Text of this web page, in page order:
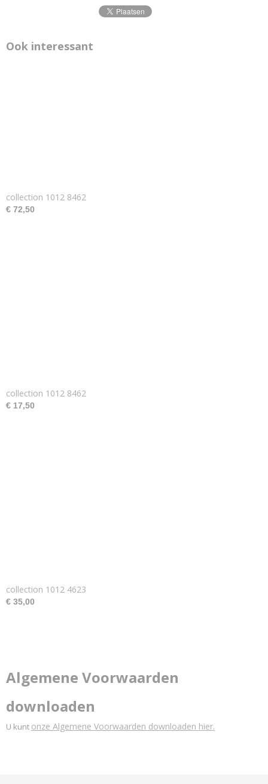
Ook interessant
collection 1012 8462
€ 72,50
collection 1012 8462
€ 17,50
collection 1012 4623
€ 35,00
Algemene Voorwaarden
downloaden
U kunt onze Algemene Voorwaarden downloaden hier.